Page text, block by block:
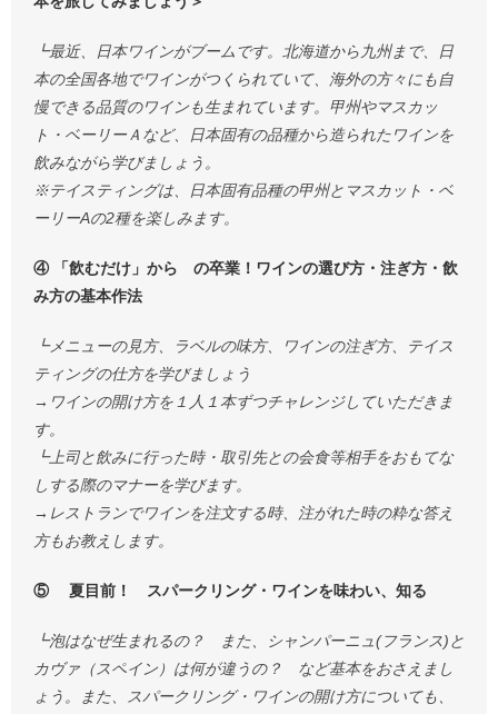
┗最近、日本ワインがブームです。北海道から九州まで、日
本の全国各地でワインがつくられていて、海外の方々にも自
慢できる品質のワインも生まれています。甲州やマスカッ
ト・ベーリーＡなど、日本固有の品種から造られたワインを
飲みながら学びましょう。
※テイスティングは、日本固有品種の甲州とマスカット・ベ
ーリーAの2種を楽しみます。
④ 「飲むだけ」から の卒業！ワインの選び方・注ぎ方・飲
み方の基本作法
┗メニューの見方、ラベルの味方、ワインの注ぎ方、テイス
ティングの仕方を学びましょう
→ワインの開け方を１人１本ずつチャレンジしていただきま
す。
┗上司と飲みに行った時・取引先との会食等相手をおもてな
しする際のマナーを学びます。
→レストランでワインを注文する時、注がれた時の粋な答え
方もお教えします。
⑤ 夏目前！ スパークリング・ワインを味わい、知る
┗泡はなぜ生まれるの？ また、シャンパーニュ(フランス)と
カヴァ（スペイン）は何が違うの？ など基本をおさえまし
ょう。また、スパークリング・ワインの開け方についても、